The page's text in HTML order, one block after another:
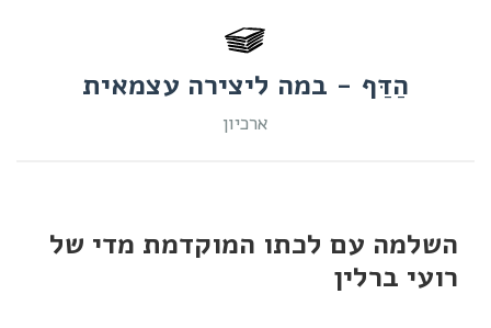
הַדַּף - במה ליצירה עצמאית
ארכיון
השלמה עם לכתו המוקדמת מדי של
רועי ברלין